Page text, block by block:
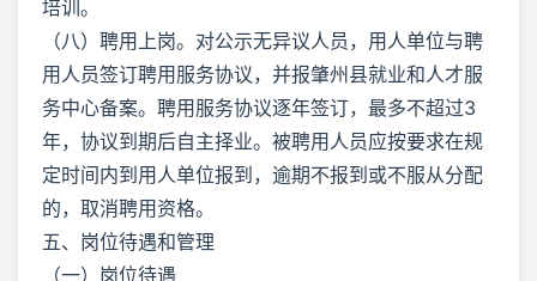
培训。
（八）聘用上岗。对公示无异议人员，用人单位与聘
用人员签订聘用服务协议，并报肇州县就业和人才服
务中心备案。聘用服务协议逐年签订，最多不超过3
年，协议到期后自主择业。被聘用人员应按要求在规
定时间内到用人单位报到，逾期不报到或不服从分配
的，取消聘用资格。
五、岗位待遇和管理
（一）岗位待遇